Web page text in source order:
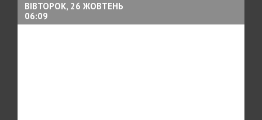
ВІВТОРОК, 26 ЖОВТЕНЬ
06:09